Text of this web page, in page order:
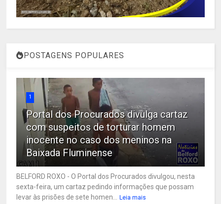
POSTAGENS POPULARES
1
Portal dos Procurados divulga cartaz
com suspeitos de torturar homem
inocente no caso dos meninos na
Baixada Fluminense
BELFORD ROXO - O Portal dos Procurados divulgou, nesta
sexta-feira, um cartaz pedindo informações que possam
levar às prisões de sete homen...
Leia mais